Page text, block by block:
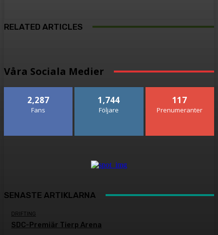
RELATED ARTICLES
Våra Sociala Medier
2,287
Fans
1,744
Följare
117
Prenumeranter
SENASTE ARTIKLARNA
DRIFTING
SDC-Premiär Tierp Arena